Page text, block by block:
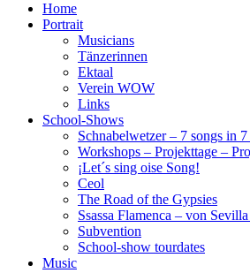
Home
Portrait
Musicians
Tänzerinnen
Ektaal
Verein WOW
Links
School-Shows
Schnabelwetzer – 7 songs in 7
Workshops – Projekttage –
¡Let´s sing oise Song!
Ceol
The Road of the Gypsies
Ssassa Flamenca – von
Subvention
School-show tourdates
Music